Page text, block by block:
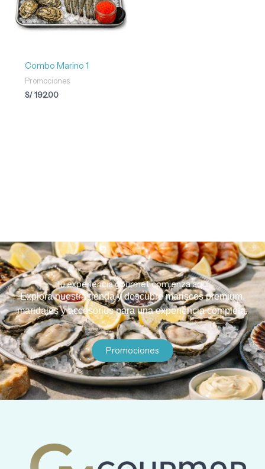
Combo Marino 1
Promociones
S/192.00
Tu experiencia gourmet comienza aquí.
Explora nuestra tienda y descubre mariscos premium,
maridajes y accesorios para una experiencia completa.
Promociones